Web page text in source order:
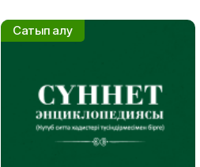
Сатып алу